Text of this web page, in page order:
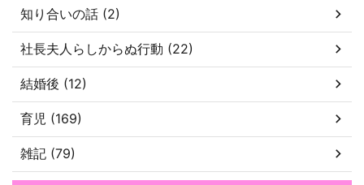
知り合いの話 (2)
社長夫人らしからぬ行動 (22)
結婚後 (12)
育児 (169)
雑記 (79)